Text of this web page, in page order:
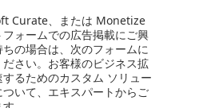
Curate、または Monetize
フォームでの広告掲載にご興
の場合は、次のフォームに
ださい。お客様のビジネス拡
するためのカスタム ソリュー
ついて、エキスパートからご